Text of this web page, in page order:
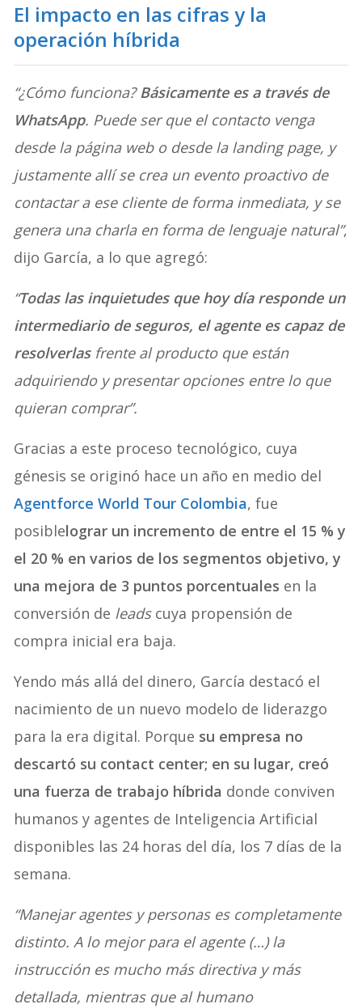
El impacto en las cifras y la
operación híbrida
“¿Cómo funciona?Básicamente es a través de
WhatsApp. Puede ser que el contacto venga
desde la página web o desde la landing page, y
justamente allí se crea un evento proactivo de
contactar a ese cliente de forma inmediata, y se
genera una charla en forma de lenguaje natural”,
dijo García, a lo que agregó:
“Todas las inquietudes que hoy día responde un
intermediario de seguros, el agente es capaz de
resolverlasfrente al producto que están
adquiriendo y presentar opciones entre lo que
quieran comprar”.
Gracias a este proceso tecnológico, cuya
génesis se originó hace un año en medio del
Agentforce World Tour Colombia, fue
posiblelograr un incremento de entre el 15 % y
el 20 % en varios de los segmentos objetivo, y
una mejora de 3 puntos porcentuales en la
conversión de leadscuya propensión de
compra inicial era baja.
Yendo más allá del dinero, García destacó el
nacimiento de un nuevo modelo de liderazgo
para la era digital. Porque su empresa no
descartó su contact center; en su lugar, creó
una fuerza de trabajo híbrida donde conviven
humanos y agentes de Inteligencia Artificial
disponibles las 24 horas del día, los 7 días de la
semana.
“Manejar agentes y personas es completamente
distinto. A lo mejor para el agente (…) la
instrucción es mucho más directiva y más
detallada, mientras que al humano